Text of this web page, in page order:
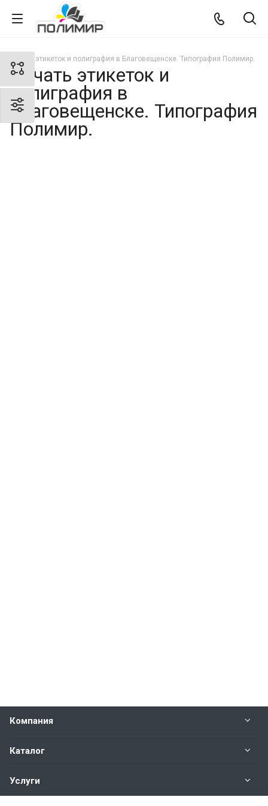
Печать этикеток и полиграфия в Благовещенске. Типография Полимир.
Печать этикеток и
полиграфия в
Благовещенске. Типография
Полимир.
Компания
Каталог
Услуги